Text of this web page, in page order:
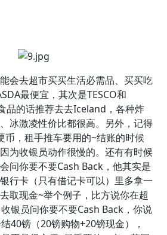
会去超市买买生活必需品、买买吃
最便宜，其次是TESCO和
品的话推荐去去Iceland，各种炸
冰激凌性价比都很高。另外，记得
币，租手推车要用的~结账的时候
为收银员动作很慢的。还有有时候
问你要不要Cash Back，他其实是
行卡（只有借记卡可以）里多拿一
取现金~举个例子，比方说你在超
银员问你要不要Cash Back，你说
40镑（20镑购物+20镑现金），